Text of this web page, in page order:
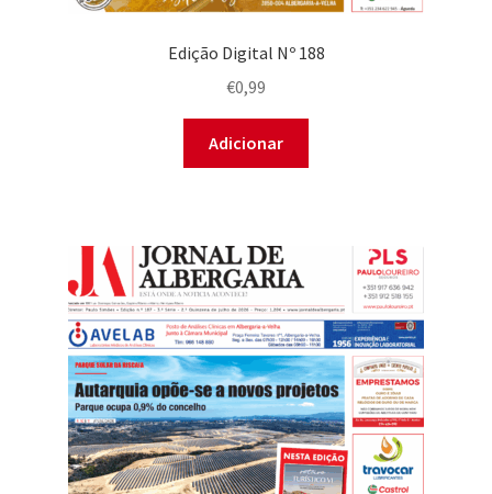
Edição Digital Nº 188
€0,99
Adicionar